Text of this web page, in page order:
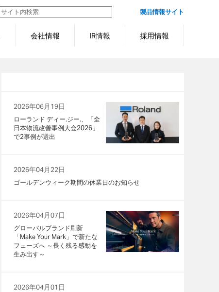
製品情報サイト
会社情報 IR情報 採用情報
2026年06月19日
ローランド ディー.ジー.、「全
日本物流改善事例大会2026」
で2事例が選出
2026年04月22日
ゴールデンウィーク期間の休業日のお知らせ
2026年04月07日
グローバルブランド刷新
「Make Your Mark」で新たな
フェーズへ ～長く残る感動を
生み出す～
2026年04月01日